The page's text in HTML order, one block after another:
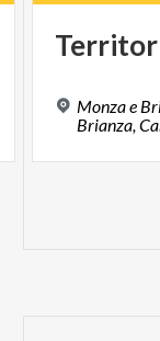
Monza e
Brianza,